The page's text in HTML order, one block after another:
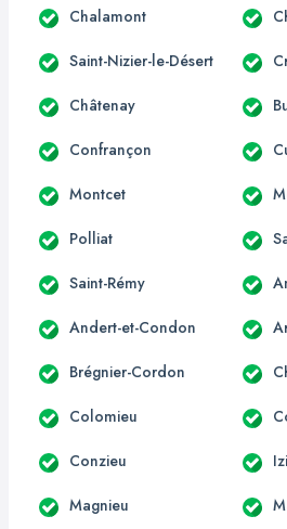
Chalamont
Saint-Nizier-le-Désert
Châtenay
Confrançon
Montcet
Polliat
Saint-Rémy
Andert-et-Condon
Brégnier-Cordon
Colomieu
Conzieu
Magnieu